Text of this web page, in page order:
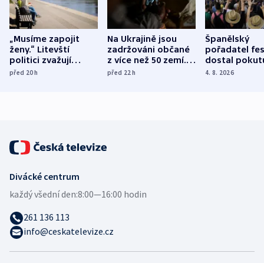
„Musíme zapojit
ženy.“ Litevští
politici zvažují
dohodu o
před 20h
Na Ukrajině jsou
zadržováni občané
z více než 50 zemí.
Bojovali na straně
před 22h
Španělský
pořadatel
dostal
nekalé
4. 8. 2026
Divácké centrum
každý všední den:8:00—16:00 hodin
261 136 113
info@ceskatelevize.cz